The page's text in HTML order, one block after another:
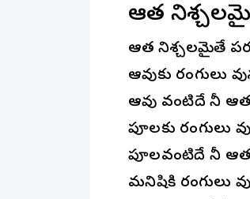
ఆత్మ
ఆత్మ నిశ్చలమైతే
ఆవుకు రంగులు
ఆవు వంటిదే నీ
పూలకు రంగులు
పూలవంటిదే నీ
మనిషికి రంగులు